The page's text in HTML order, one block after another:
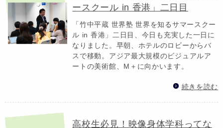
ースクール in 香港」二日目
「竹中平蔵 世界塾 世界を知るサマースクー
ル in 香港」二日目、今日も充実した一日に
なりました。早朝、ホテルのロビーからバ
スで移動。アジア最大規模のビジュアルア
ートの美術館、M＋に向かいます。
続きを読む
高校生必見！映像身体学科ってな